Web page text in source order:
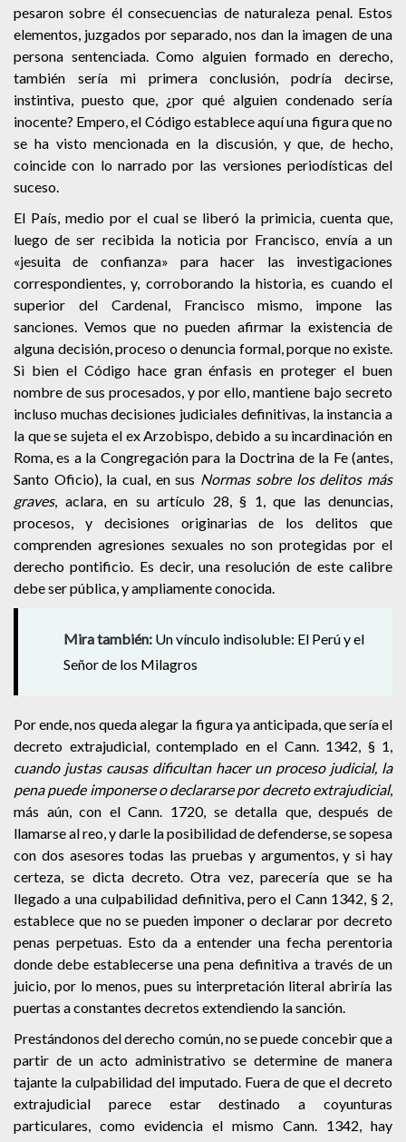
pesaron sobre él consecuencias de naturaleza penal. Estos
elementos, juzgados por separado, nos dan la imagen de una
persona sentenciada. Como alguien formado en derecho,
también sería mi primera conclusión, podría decirse,
instintiva, puesto que, ¿por qué alguien condenado sería
inocente? Empero, el Código establece aquí una figura que no
se ha visto mencionada en la discusión, y que, de hecho,
coincide con lo narrado por las versiones periodísticas del
suceso.
El País, medio por el cual se liberó la primicia, cuenta que,
luego de ser recibida la noticia por Francisco, envía a un
«jesuita de confianza» para hacer las investigaciones
correspondientes, y, corroborando la historia, es cuando el
superior del Cardenal, Francisco mismo, impone las
sanciones. Vemos que no pueden afirmar la existencia de
alguna decisión, proceso o denuncia formal, porque no existe.
Si bien el Código hace gran énfasis en proteger el buen
nombre de sus procesados, y por ello, mantiene bajo secreto
incluso muchas decisiones judiciales definitivas, la instancia a
la que se sujeta el ex Arzobispo, debido a su incardinación en
Roma, es a la Congregación para la Doctrina de la Fe (antes,
Santo Oficio), la cual, en sus Normas sobre los delitos más
graves, aclara, en su artículo 28, § 1, que las denuncias,
procesos, y decisiones originarias de los delitos que
comprenden agresiones sexuales no son protegidas por el
derecho pontificio. Es decir, una resolución de este calibre
debe ser pública, y ampliamente conocida.
Mira también: Un vínculo indisoluble: El Perú y el
Señor de los Milagros
Por ende, nos queda alegar la figura ya anticipada, que sería el
decreto extrajudicial, contemplado en el Cann. 1342, § 1,
cuando justas causas dificultan hacer un proceso judicial, la
pena puede imponerse o declararse por decreto extrajudicial,
más aún, con el Cann. 1720, se detalla que, después de
llamarse al reo, y darle la posibilidad de defenderse, se sopesa
con dos asesores todas las pruebas y argumentos, y si hay
certeza, se dicta decreto. Otra vez, parecería que se ha
llegado a una culpabilidad definitiva, pero el Cann 1342, § 2,
establece que no se pueden imponer o declarar por decreto
penas perpetuas. Esto da a entender una fecha perentoria
donde debe establecerse una pena definitiva a través de un
juicio, por lo menos, pues su interpretación literal abriría las
puertas a constantes decretos extendiendo la sanción.
Prestándonos del derecho común, no se puede concebir que a
partir de un acto administrativo se determine de manera
tajante la culpabilidad del imputado. Fuera de que el decreto
extrajudicial parece estar destinado a coyunturas
particulares, como evidencia el mismo Cann. 1342, hay